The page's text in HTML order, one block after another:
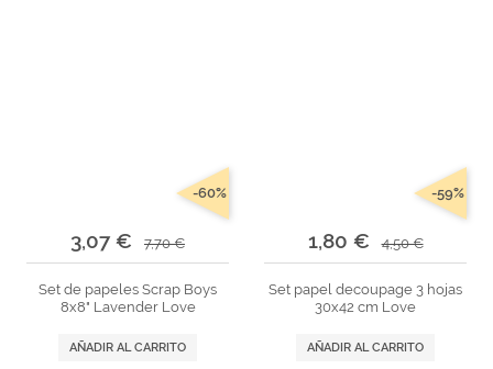
3,07 € 7,70 €
-60%
Set de papeles Scrap Boys
8x8" Lavender Love
AÑADIR AL CARRITO
1,80 € 4,50 €
-59%
Set papel decoupage 3 hojas
30x42 cm Love
AÑADIR AL CARRITO